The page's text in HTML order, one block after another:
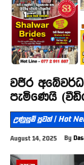
වජිර
පැමිණෙයි
උණුසුම් පුවත් | Hot
August 14, 2025 By